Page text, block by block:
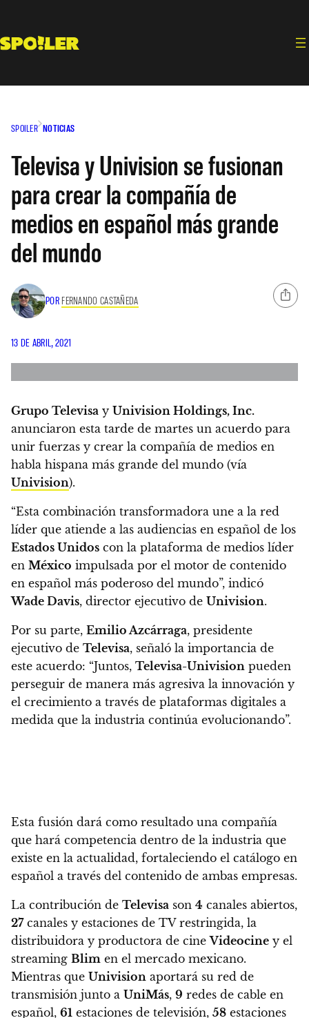
contenido
SPOILER NOTICIAS
Televisa y Univision se fusionan
para crear la compañía de
medios en español más grande
del mundo
POR FERNANDO CASTAÑEDA
13 DE ABRIL, 2021
Grupo Televisa y Univision Holdings, Inc.
anunciaron esta tarde de martes un acuerdo para
unir fuerzas y crear la compañía de medios en
habla hispana más grande del mundo (vía
Univision).
“Esta combinación transformadora une a la red
líder que atiende a las audiencias en español de los
Estados Unidos con la plataforma de medios líder
en México impulsada por el motor de contenido
en español más poderoso del mundo”, indicó
Wade Davis, director ejecutivo de Univision.
Por su parte, Emilio Azcárraga, presidente
ejecutivo de Televisa, señaló la importancia de
este acuerdo: “Juntos, Televisa-Univision pueden
perseguir de manera más agresiva la innovación y
el crecimiento a través de plataformas digitales a
medida que la industria continúa evolucionando”.
Esta fusión dará como resultado una compañía
que hará competencia dentro de la industria que
existe en la actualidad, fortaleciendo el catálogo en
español a través del contenido de ambas empresas.
La contribución de Televisa son 4 canales abiertos,
27canales y estaciones de TV restringida, la
distribuidora y productora de cineVideocine y el
streaming Blim en el mercado mexicano.
Mientras que Univision aportará su red de
transmisión junto a UniMás, 9 redes de cable en
español, 61 estaciones de televisión, 58 estaciones